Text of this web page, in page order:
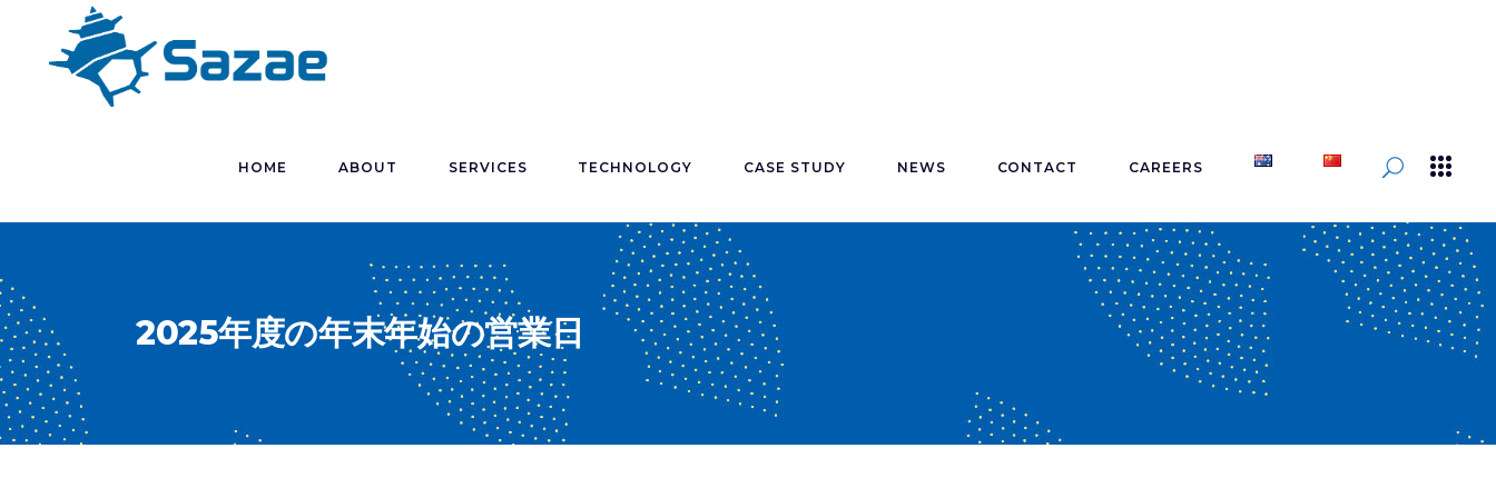
HOME ABOUT SERVICES TECHNOLOGY CASE STUDY NEWS CONTACT CAREERS
2025年度の年末年始の営業日